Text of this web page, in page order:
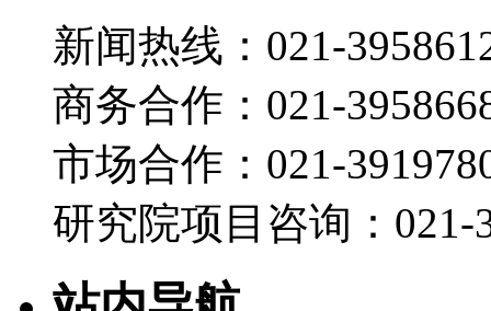
新闻热线：021-
商务合作：021-
市场合作：021-
研究院项目咨询：021-